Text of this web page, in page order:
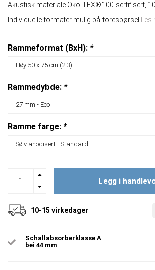
Akustisk materiale Öko-TEX®100-sertifisert,
Individuelle formater mulig på forespørsel Les
Rammeformat (BxH): *
Rammedybde: *
Ramme farge: *
Legg i
10-15 virkedager
Schallabsorberklasse A
bei 44 mm